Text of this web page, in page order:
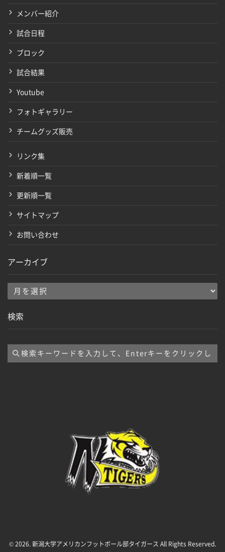
メンバー紹介
試合日程
ブロック
試合結果
Youtube
フォトギャラリー
チームグッズ販売
リンク集
新着順一覧
更新順一覧
サイトマップ
お問い合わせ
アーカイブ
ア
カ
ブ
検索
© 2026. 新潟大学アメリカンフットボール部タイガース All Rights Reserved.